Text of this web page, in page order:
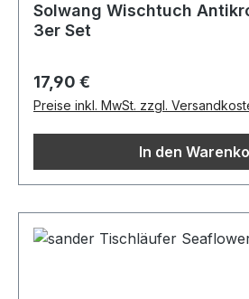
Solwang Wischtuch
3er Set
Regulärer Preis:
17,90 €
Preise inkl. MwSt. zzgl.
In den